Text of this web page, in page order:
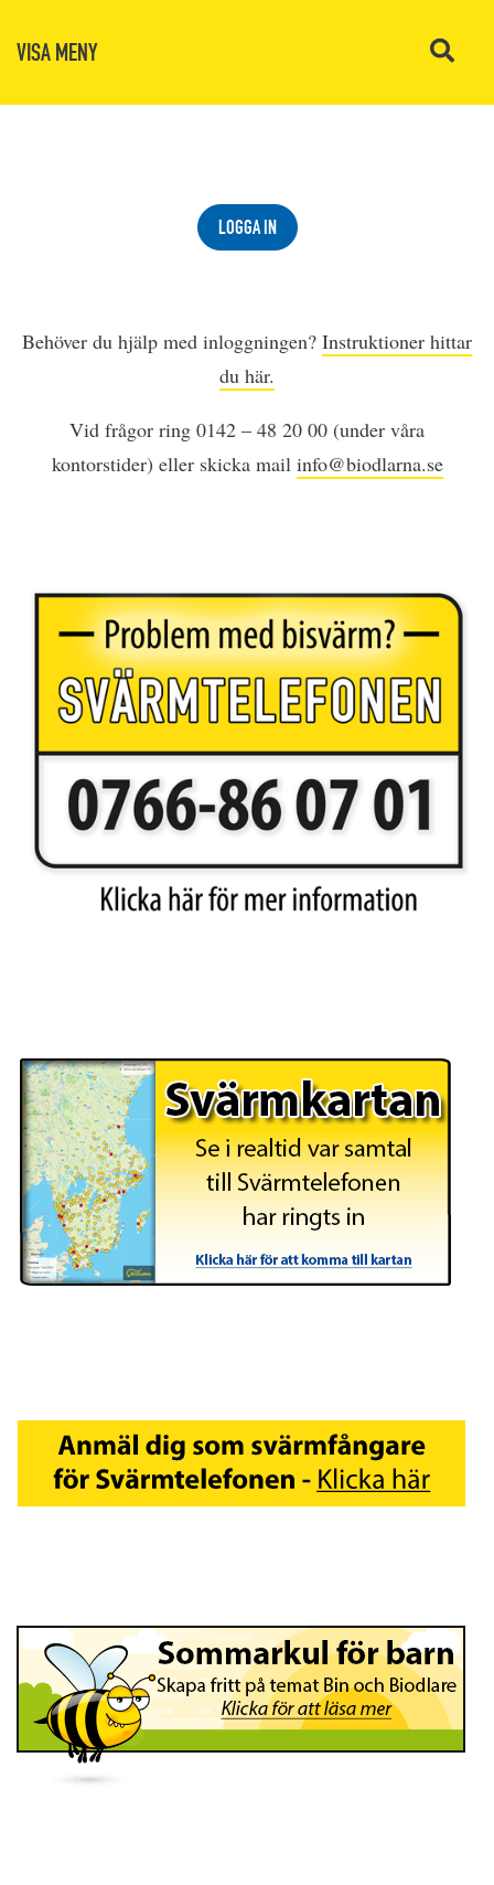
VISA MENY
LOGGA IN
Behöver du hjälp med inloggningen? Instruktioner hittar
du här.
Vid frågor ring 0142 – 48 20 00 (under våra
kontorstider) eller skicka mail info@biodlarna.se